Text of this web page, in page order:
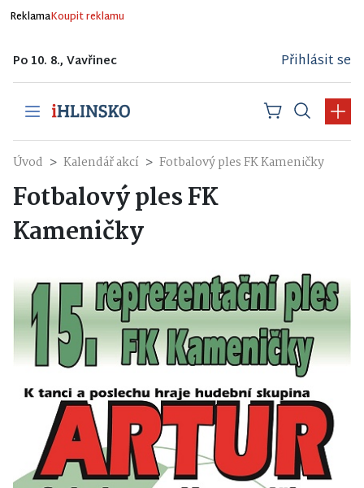
ReklamaKoupit reklamu
Po 10. 8., Vavřinec Přihlásit se
Úvod Kalendář akcí Fotbalový ples FK Kameničky
Fotbalový ples FK
Kameničky